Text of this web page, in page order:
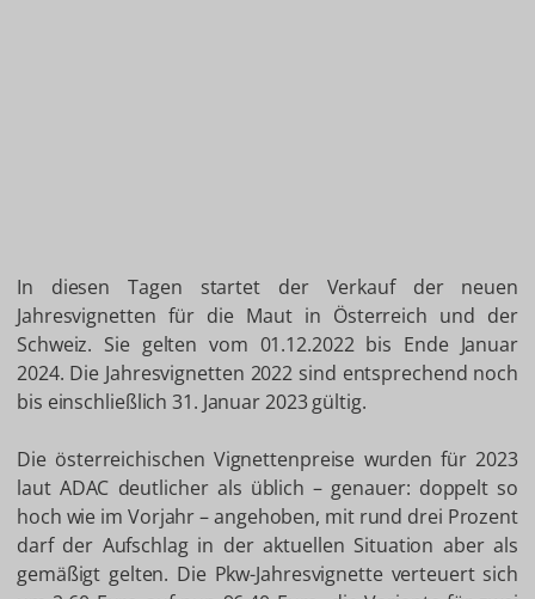
In diesen Tagen startet der Verkauf der neuen
Jahresvignetten für die Maut in Österreich und der
Schweiz. Sie gelten vom 01.12.2022 bis Ende Januar
2024. Die Jahresvignetten 2022 sind entsprechend noch
bis einschließlich 31. Januar 2023 gültig.
Die österreichischen Vignettenpreise wurden für 2023
laut ADAC deutlicher als üblich – genauer: doppelt so
hoch wie im Vorjahr – angehoben, mit rund drei Prozent
darf der Aufschlag in der aktuellen Situation aber als
gemäßigt gelten. Die Pkw-Jahresvignette verteuert sich